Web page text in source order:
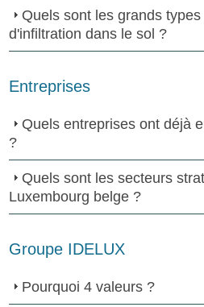
Quels sont les grands
d'infiltration dans le sol ?
Entreprises
Quels entreprises ont déjà
?
Quels sont les secteurs
Luxembourg belge ?
Groupe IDELUX
Pourquoi 4 valeurs ?